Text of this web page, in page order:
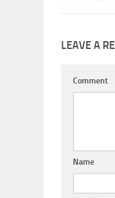
LEAVE A
Comment
Name